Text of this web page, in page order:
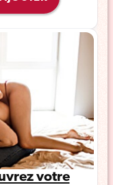
votre